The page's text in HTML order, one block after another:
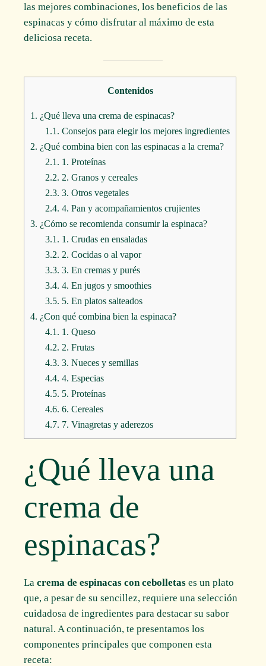
las mejores combinaciones, los beneficios de las
espinacas y cómo disfrutar al máximo de esta
deliciosa receta.
Contenidos
1. ¿Qué lleva una crema de espinacas?
1.1. Consejos para elegir los mejores ingredientes
2. ¿Qué combina bien con las espinacas a la crema?
2.1. 1. Proteínas
2.2. 2. Granos y cereales
2.3. 3. Otros vegetales
2.4. 4. Pan y acompañamientos crujientes
3. ¿Cómo se recomienda consumir la espinaca?
3.1. 1. Crudas en ensaladas
3.2. 2. Cocidas o al vapor
3.3. 3. En cremas y purés
3.4. 4. En jugos y smoothies
3.5. 5. En platos salteados
4. ¿Con qué combina bien la espinaca?
4.1. 1. Queso
4.2. 2. Frutas
4.3. 3. Nueces y semillas
4.4. 4. Especias
4.5. 5. Proteínas
4.6. 6. Cereales
4.7. 7. Vinagretas y aderezos
¿Qué lleva una
crema de
espinacas?
Lacrema de espinacas con cebolletas es un plato
que, a pesar de su sencillez, requiere una selección
cuidadosa de ingredientes para destacar su sabor
natural. A continuación, te presentamos los
componentes principales que componen esta
receta: